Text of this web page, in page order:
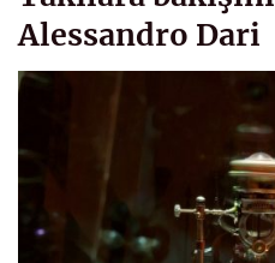
Alessandro Dari